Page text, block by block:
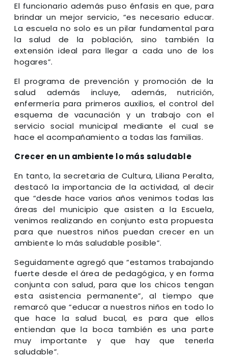
El funcionario además puso énfasis en que, para
brindar un mejor servicio, “es necesario educar.
La escuela no solo es un pilar fundamental para
la salud de la población, sino también la
extensión ideal para llegar a cada uno de los
hogares”.
El programa de prevención y promoción de la
salud además incluye, además, nutrición,
enfermería para primeros auxilios, el control del
esquema de vacunación y un trabajo con el
servicio social municipal mediante el cual se
hace el acompañamiento a todas las familias.
Crecer en un ambiente lo más saludable
En tanto, la secretaria de Cultura, Liliana Peralta,
destacó la importancia de la actividad, al decir
que “desde hace varios años venimos todas las
áreas del municipio que asisten a la Escuela,
venimos realizando en conjunto esta propuesta
para que nuestros niños puedan crecer en un
ambiente lo más saludable posible”.
Seguidamente agregó que “estamos trabajando
fuerte desde el área de pedagógica, y en forma
conjunta con salud, para que los chicos tengan
esta asistencia permanente”, al tiempo que
remarcó que “educar a nuestros niños en todo lo
que hace la salud bucal, es para que ellos
entiendan que la boca también es una parte
muy importante y que hay que tenerla
saludable”.